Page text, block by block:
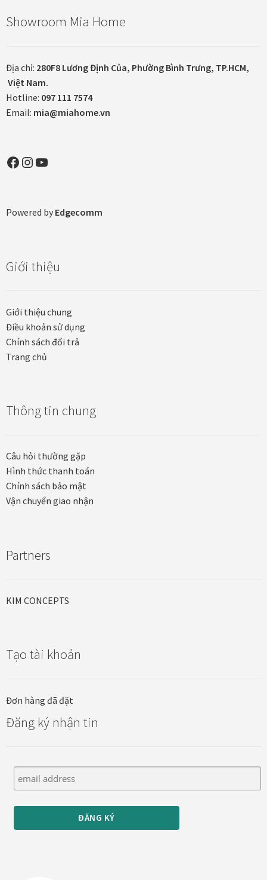
Showroom Mia Home
Địa chỉ: 280F8 Lương Định Của, Phường Bình Trưng, TP.HCM,
Việt Nam.
Hotline: 097 111 7574
Email: mia@miahome.vn
Facebook
Instagram
YouTube
Powered by Edgecomm
Giới thiệu
Giới thiệu chung
Điều khoản sử dụng
Chính sách đổi trả
Trang chủ
Thông tin chung
Câu hỏi thường gặp
Hình thức thanh toán
Chính sách bảo mật
Vận chuyển giao nhận
Partners
KIM CONCEPTS
Tạo tài khoản
Đơn hàng đã đặt
Đăng ký nhận tin